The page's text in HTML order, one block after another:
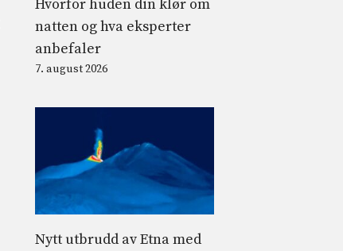
Hvorfor huden din klør om
natten og hva eksperter
anbefaler
7. august 2026
Nytt utbrudd av Etna med